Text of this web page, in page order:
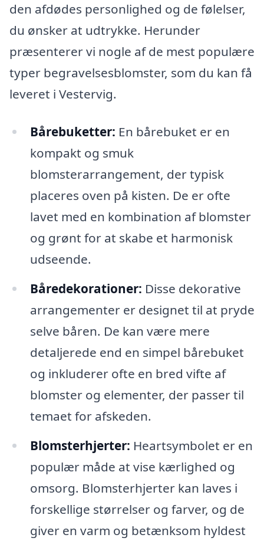
den afdødes personlighed og de følelser,
du ønsker at udtrykke. Herunder
præsenterer vi nogle af de mest populære
typer begravelsesblomster, som du kan få
leveret i Vestervig.
Bårebuketter: En bårebuket er en
kompakt og smuk
blomsterarrangement, der typisk
placeres oven på kisten. De er ofte
lavet med en kombination af blomster
og grønt for at skabe et harmonisk
udseende.
Båredekorationer: Disse dekorative
arrangementer er designet til at pryde
selve båren. De kan være mere
detaljerede end en simpel bårebuket
og inkluderer ofte en bred vifte af
blomster og elementer, der passer til
temaet for afskeden.
Blomsterhjerter: Heartsymbolet er en
populær måde at vise kærlighed og
omsorg. Blomsterhjerter kan laves i
forskellige størrelser og farver, og de
giver en varm og betænksom hyldest